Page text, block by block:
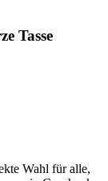
Tasse
Wahl für alle,